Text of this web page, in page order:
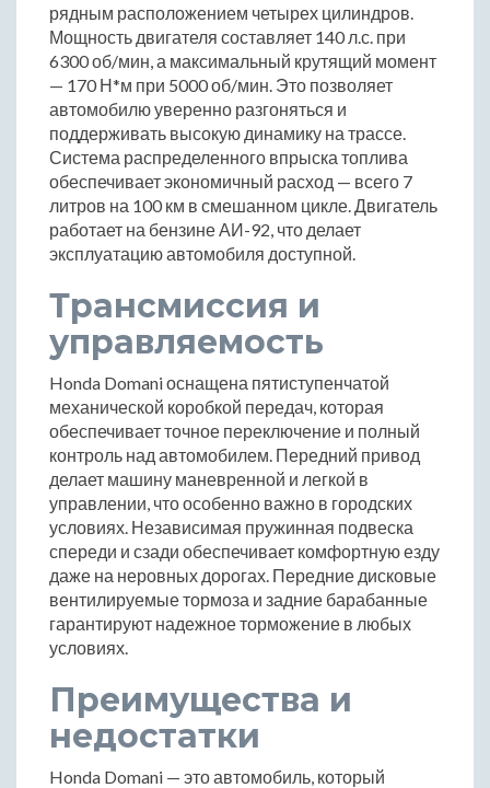
рядным расположением четырех цилиндров.
Мощность двигателя составляет 140 л.с. при
6300 об/мин, а максимальный крутящий момент
— 170 Н*м при 5000 об/мин. Это позволяет
автомобилю уверенно разгоняться и
поддерживать высокую динамику на трассе.
Система распределенного впрыска топлива
обеспечивает экономичный расход — всего 7
литров на 100 км в смешанном цикле. Двигатель
работает на бензине АИ-92, что делает
эксплуатацию автомобиля доступной.
Трансмиссия и
управляемость
Honda Domani оснащена пятиступенчатой
механической коробкой передач, которая
обеспечивает точное переключение и полный
контроль над автомобилем. Передний привод
делает машину маневренной и легкой в
управлении, что особенно важно в городских
условиях. Независимая пружинная подвеска
спереди и сзади обеспечивает комфортную езду
даже на неровных дорогах. Передние дисковые
вентилируемые тормоза и задние барабанные
гарантируют надежное торможение в любых
условиях.
Преимущества и
недостатки
Honda Domani — это автомобиль, который